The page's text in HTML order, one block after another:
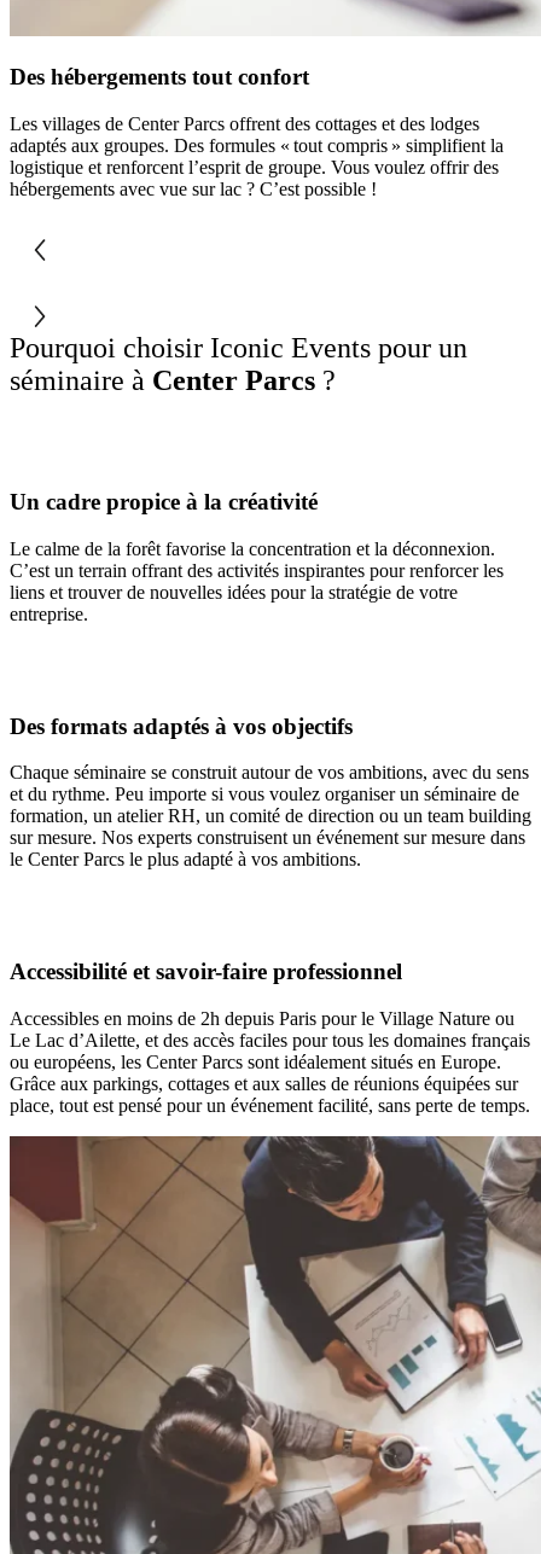
Des hébergements tout confort
Les villages de Center Parcs offrent des cottages et des lodges
adaptés aux groupes. Des formules « tout compris » simplifient la
logistique et renforcent l’esprit de groupe. Vous voulez offrir des
hébergements avec vue sur lac ? C’est possible !
Pourquoi choisir Iconic Events pour un
séminaire à Center Parcs ?
Un cadre propice à la créativité
Le calme de la forêt favorise la concentration et la déconnexion.
C’est un terrain offrant des activités inspirantes pour renforcer les
liens et trouver de nouvelles idées pour la stratégie de votre
entreprise.
Des formats adaptés à vos objectifs
Chaque séminaire se construit autour de vos ambitions, avec du sens
et du rythme. Peu importe si vous voulez organiser un séminaire de
formation, un atelier RH, un comité de direction ou un team building
sur mesure. Nos experts construisent un événement sur mesure dans
le Center Parcs le plus adapté à vos ambitions.
Accessibilité et savoir-faire professionnel
Accessibles en moins de 2h depuis Paris pour le Village Nature ou
Le Lac d’Ailette, et des accès faciles pour tous les domaines français
ou européens, les Center Parcs sont idéalement situés en Europe.
Grâce aux parkings, cottages et aux salles de réunions équipées sur
place, tout est pensé pour un événement facilité, sans perte de temps.